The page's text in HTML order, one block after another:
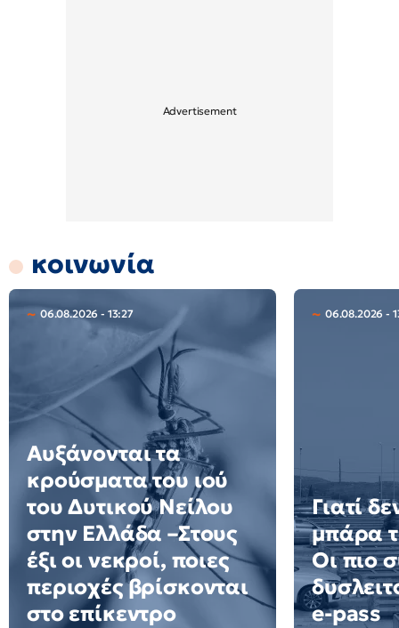
κοινωνία
06.08.2026 - 13:27
Αυξάνονται τα
κρούσματα του ιού
του Δυτικού Νείλου
στην Ελλάδα –Στους
έξι οι νεκροί, ποιες
περιοχές βρίσκονται
στο επίκεντρο
06.08.2026 -
Γιατί
μπάρα
Οι πιο
e-pass